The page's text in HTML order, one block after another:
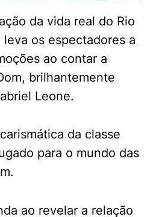
da vida real do Rio
leva os espectadores a
ao contar a
brilhantemente
Leone.
da classe
para o mundo das
ao revelar a relação